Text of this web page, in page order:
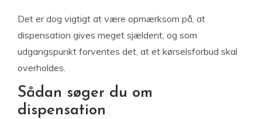
Det er dog vigtigt at være opmærksom på, at
dispensation gives meget sjældent, og som
udgangspunkt forventes det, at et kørselsforbud skal
overholdes.
Sådan søger du om
dispensation